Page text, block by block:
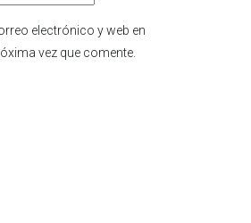
electrónico y web en
vez que comente.